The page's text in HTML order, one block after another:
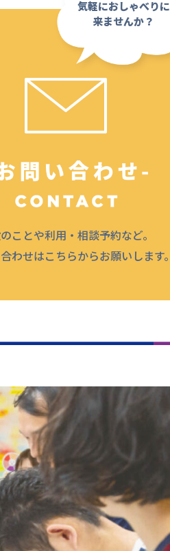
気軽におしゃべりに
来ませんか？
ことや利用・相談予約など。
わせはこちらからお願いします。